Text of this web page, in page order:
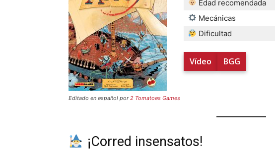
Editado en español por 2 Tomatoes Games
Edad recomendada
Mecánicas
Dificultad
Vídeo BGG
¡Corred insensatos!